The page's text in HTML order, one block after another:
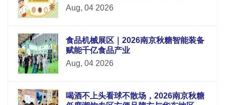
检测报告等材料进行审核
Aug, 04 2026
食品机械展区｜2026南京秋糖智能装备
赋能千亿食品产业
Aug, 04 2026
喝酒不上头看球不散场，2026南京秋糖